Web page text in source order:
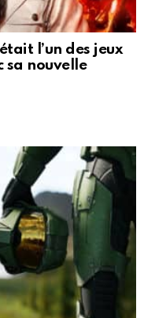
l’un des jeux
sa nouvelle